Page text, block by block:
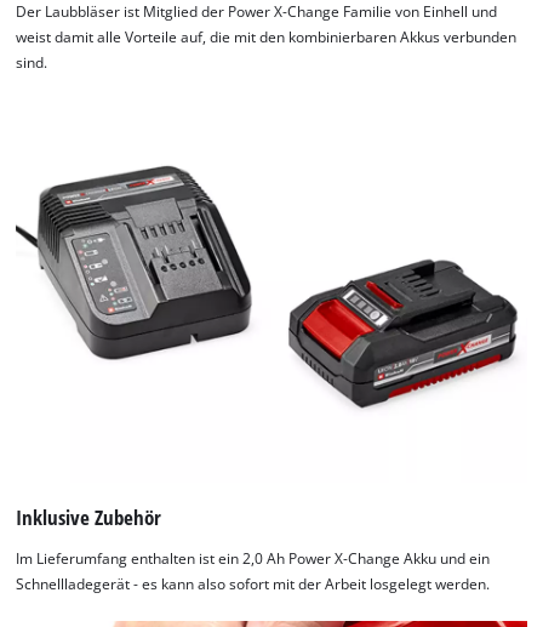
Der Laubbläser ist Mitglied der Power X-Change Familie von Einhell und
weist damit alle Vorteile auf, die mit den kombinierbaren Akkus verbunden
sind.
Inklusive Zubehör
Im Lieferumfang enthalten ist ein 2,0 Ah Power X-Change Akku und ein
Schnellladegerät - es kann also sofort mit der Arbeit losgelegt werden.